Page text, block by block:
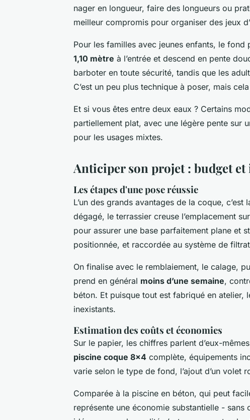
nager en longueur, faire des longueurs ou
meilleur compromis pour organiser des jeux
Pour les familles avec jeunes enfants, le fond
1,10 mètre à l’entrée et descend en pente
barboter en toute sécurité, tandis que les
C’est un peu plus technique à poser, mais
Et si vous êtes entre deux eaux ? Certains
partiellement plat, avec une légère pente sur
pour les usages mixtes.
Anticiper son projet : budget
Les étapes d'une pose réussie
L’un des grands avantages de la coque,
dégagé, le terrassier creuse l’emplacement
pour assurer une base parfaitement plane et
positionnée, et raccordée au système de
On finalise avec le remblaiement, le calage,
prend en général moins d’une semaine,
béton. Et puisque tout est fabriqué en atelier,
inexistants.
Estimation des coûts et économies
Sur le papier, les chiffres parlent d’eux-
piscine coque 8x4 complète, équipements
varie selon le type de fond, l’ajout d’un volet
Comparée à la piscine en béton, qui peut
représente une économie substantielle -